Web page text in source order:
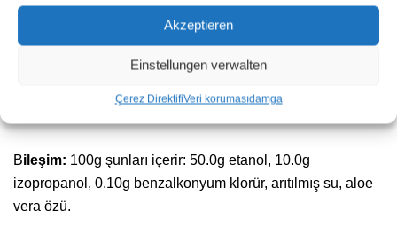
Akzeptieren
Einstellungen verwalten
Çerez DirektifiVeri korumasıdamga
Hijyenik el dezenfeksiyonu için.
Bileşim: 100g şunları içerir: 50.0g etanol, 10.0g
izopropanol, 0.10g benzalkonyum klorür, arıtılmış su, aloe
vera özü.